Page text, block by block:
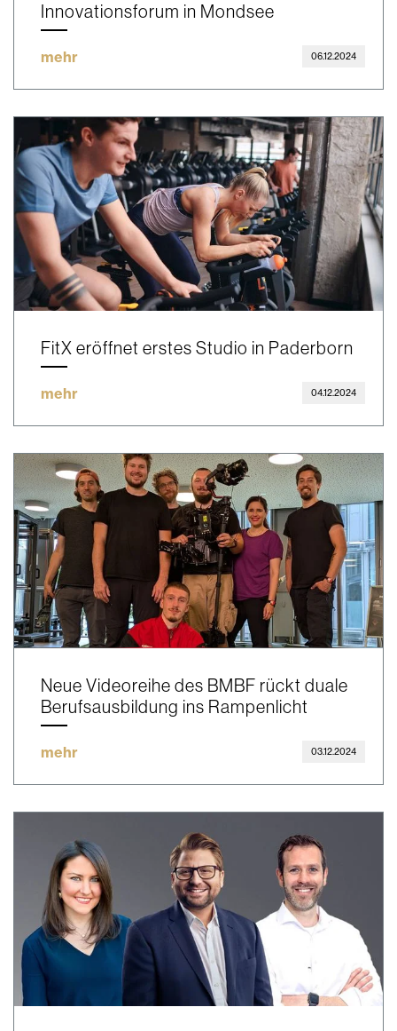
Innovationsforum in Mondsee
mehr 06.12.2024
FitX eröffnet erstes Studio in Paderborn
mehr 04.12.2024
Neue Videoreihe des BMBF rückt duale
Berufsausbildung ins Rampenlicht
mehr 03.12.2024